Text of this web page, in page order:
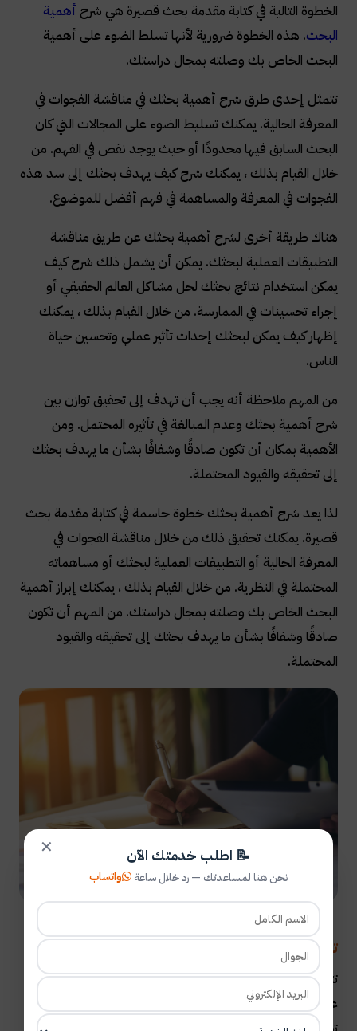
الخطوة التالية في كتابة مقدمة بحث قصيرة هي شرح أهمية
البحث. هذه الخطوة ضرورية لأنها تسلط الضوء على أهمية
البحث الخاص بك وصلته بمجال دراستك.
تتمثل إحدى طرق شرح أهمية بحثك في مناقشة الفجوات في
المعرفة الحالية. يمكنك تسليط الضوء على المجالات التي كان
البحث السابق فيها محدودًا أو حيث يوجد نقص في الفهم. من
خلال القيام بذلك ، يمكنك شرح كيف يهدف بحثك إلى سد هذه
الفجوات في المعرفة والمساهمة في فهم أفضل للموضوع.
هناك طريقة أخرى لشرح أهمية بحثك عن طريق مناقشة
التطبيقات العملية لبحثك. يمكن أن يشمل ذلك شرح كيف
يمكن استخدام نتائج بحثك لحل مشاكل العالم الحقيقي أو
إجراء تحسينات في الممارسة. من خلال القيام بذلك ، يمكنك
إظهار كيف يمكن لبحثك إحداث تأثير عملي وتحسين حياة
الناس.
من المهم ملاحظة أنه يجب أن تهدف إلى تحقيق توازن بين
شرح أهمية بحثك وعدم المبالغة في تأثيره المحتمل. ومن
الأهمية بمكان أن تكون صادقًا وشفافًا بشأن ما يهدف بحثك
إلى تحقيقه والقيود المحتملة.
لذا يعد شرح أهمية بحثك خطوة حاسمة في كتابة مقدمة بحث
قصيرة. يمكنك تحقيق ذلك من خلال مناقشة الفجوات في
المعرفة الحالية أو التطبيقات العملية لبحثك أو مساهماته
المحتملة في النظرية. من خلال القيام بذلك ، يمكنك إبراز أهمية
البحث الخاص بك وصلته بمجال دراستك. من المهم أن تكون
صادقًا وشفافًا بشأن ما يهدف بحثك إلى تحقيقه والقيود
المحتملة.
تقديم لمحة عامة عن منهجية البحث
تتمثل الخطوة الأخيرة في كتابة مقدمة البحث في تقديم لمحة
عامة عن منهجيةالبحث
✕ 📝 اطلب خدمتك الآن
نحن هنا لمساعدتك — رد خلال ساعة واتساب